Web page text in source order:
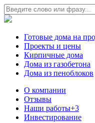
Готовые дома на
Проекты и цены
Кирпичные дома
Дома из газобетона
Дома из пеноблоков
О компании
Отзывы
Наши работы+3
Инвестирование